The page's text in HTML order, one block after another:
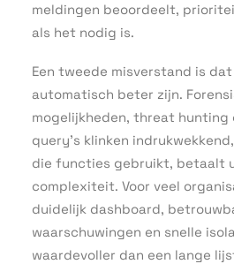
meldingen beoordeelt,
als het nodig is.
Een tweede misverstand is
automatisch beter zijn.
mogelijkheden, threat hunting
query’s klinken
die functies gebruikt, betaalt
complexiteit. Voor veel
duidelijk dashboard,
waarschuwingen en snelle
waardevoller dan een lange